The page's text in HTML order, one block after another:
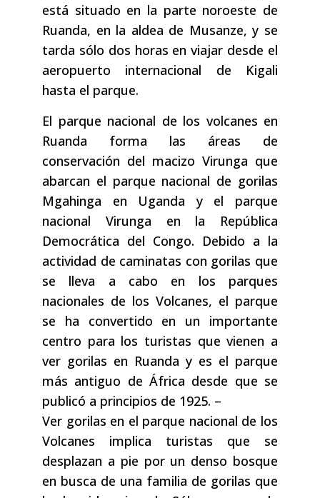
está situado en la parte noroeste de
Ruanda, en la aldea de Musanze, y se
tarda sólo dos horas en viajar desde el
aeropuerto internacional de Kigali
hasta el parque.
El parque nacional de los volcanes en
Ruanda forma las áreas de
conservación del macizo Virunga que
abarcan el parque nacional de gorilas
Mgahinga en Uganda y el parque
nacional Virunga en la República
Democrática del Congo. Debido a la
actividad de caminatas con gorilas que
se lleva a cabo en los parques
nacionales de los Volcanes, el parque
se ha convertido en un importante
centro para los turistas que vienen a
ver gorilas en Ruanda y es el parque
más antiguo de África desde que se
publicó a principios de 1925. –
Ver gorilas en el parque nacional de los
Volcanes implica turistas que se
desplazan a pie por un denso bosque
en busca de una familia de gorilas que